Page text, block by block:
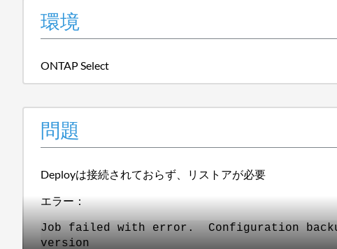
環境
ONTAP Select
問題
Deployは接続されておらず、リストアが必要
エラー：
Job failed with error. Configuration
version